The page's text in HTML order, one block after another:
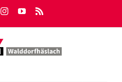
InstagramYouTube